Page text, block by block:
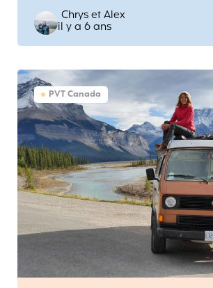
Posted
by
Chrys et Alex
il y a 6 ans
PVT Canada